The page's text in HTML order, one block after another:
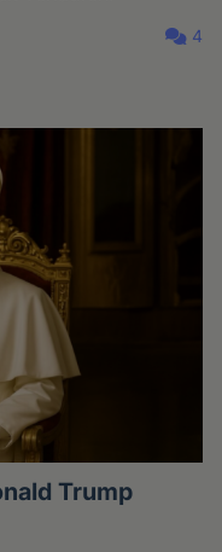
4
Trump